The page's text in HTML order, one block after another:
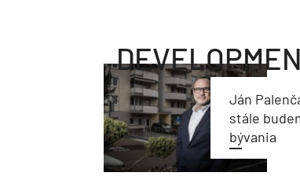
Ján
stále
bývania